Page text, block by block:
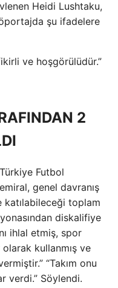
Heidi Lushtaku,
şu ifadelere
ve hoşgörülüdür.”
2
Futbol
genel davranış
katılabileceği toplam
diskalifiye
ihlal etmiş, spor
kullanmış ve
“Takım onu
verdi.” Söylendi.